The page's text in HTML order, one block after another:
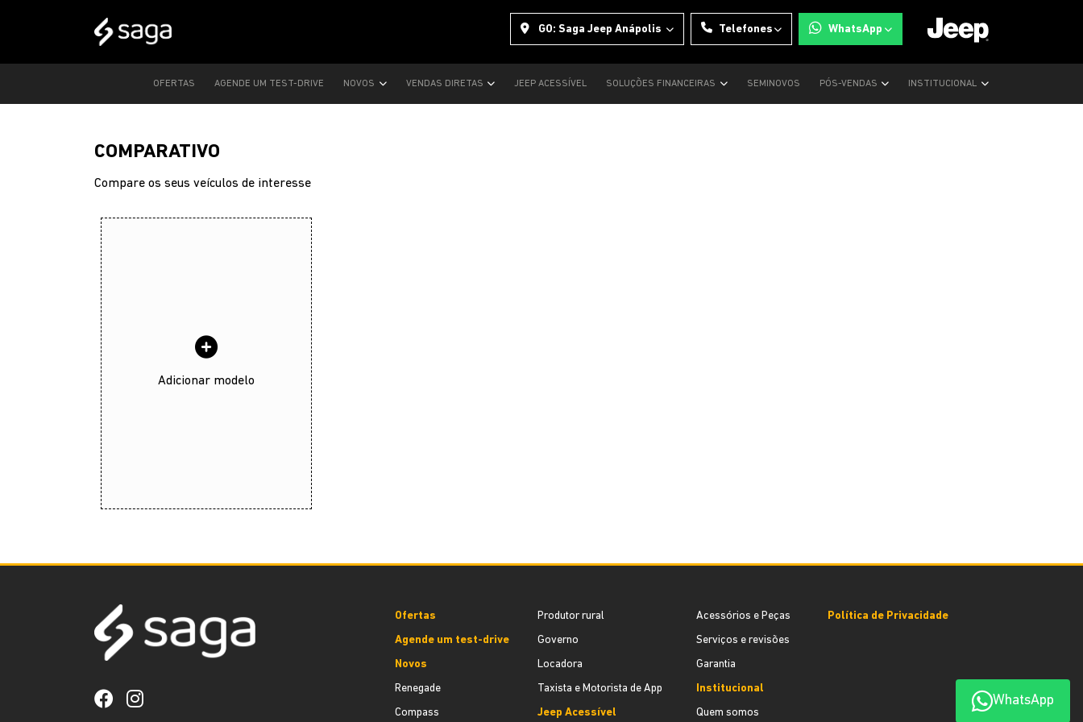
GO: Saga Jeep Anápolis Telefones WhatsApp
OFERTAS AGENDE UM TEST-DRIVE NOVOS VENDAS DIRETAS JEEP ACESSÍVEL SOLUÇÕES FINANCEIRAS SEMINOVOS PÓS-VENDAS INSTITUCIONAL
COMPARATIVO
Compare os seus veículos de interesse
Adicionar modelo
WhatsApp
Ofertas
Agende um test-drive
Novos
Renegade
Compass
Produtor rural
Governo
Locadora
Taxista e Motorista de App
Jeep Acessível
Acessórios e Peças
Serviços e revisões
Garantia
Institucional
Quem somos
Política de Privacidade